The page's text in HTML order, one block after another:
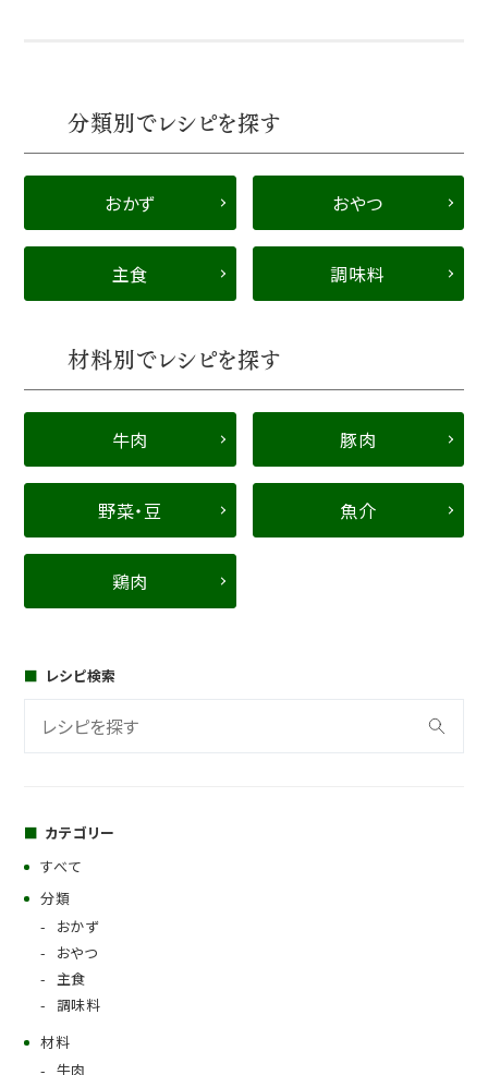
レシピ検索
カテゴリー
すべて
分類
おかず
おやつ
主食
調味料
材料
牛肉
分類別でレシピを探す
おかず おやつ
主食 調味料
材料別でレシピを探す
牛肉 豚肉
野菜・豆 魚介
鶏肉